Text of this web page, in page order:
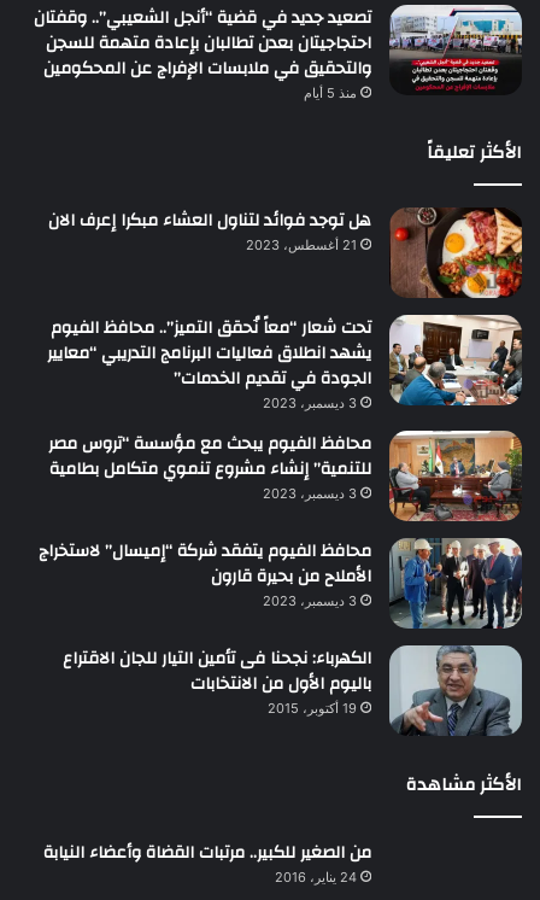
تصعيد جديد في قضية “أنجل الشعيبي”.. وقفتان
احتجاجيتان بعدن تطالبان بإعادة متهمة للسجن
والتحقيق في ملابسات الإفراج عن المحكومين
منذ 5 أيام
الأكثر تعليقاً
هل توجد فوائد لتناول العشاء مبكرا إعرف الان
21 أغسطس، 2023
تحت شعار “معاً نُحقق التميز”.. محافظ الفيوم
يشهد انطلاق فعاليات البرنامج التدريبي “معايير
الجودة في تقديم الخدمات”
3 ديسمبر، 2023
محافظ الفيوم يبحث مع مؤسسة “تروس مصر
للتنمية” إنشاء مشروع تنموي متكامل بطامية
3 ديسمبر، 2023
محافظ الفيوم يتفقد شركة “إميسال” لاستخراج
الأملاح من بحيرة قارون
3 ديسمبر، 2023
الكهرباء: نجحنا فى تأمين التيار للجان الاقتراع
باليوم الأول من الانتخابات
19 أكتوبر، 2015
الأكثر مشاهدة
من الصغير للكبير.. مرتبات القضاة وأعضاء النيابة
24 يناير، 2016